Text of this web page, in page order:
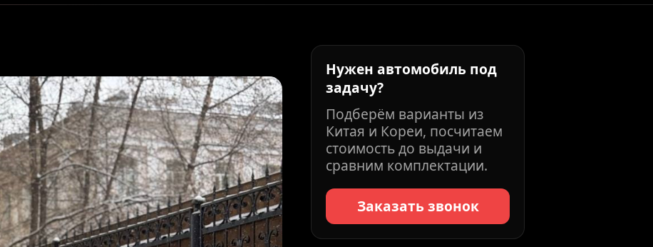
Нужен автомобиль под
задачу?
Подберём варианты из
Китая и Кореи, посчитаем
стоимость до выдачи и
сравним комплектации.
Заказать звонок